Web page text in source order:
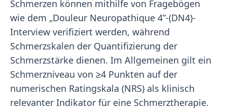
Schmerzen können mithilfe von Fragebögen
wie dem „Douleur Neuropathique 4”-(DN4)-
Interview verifiziert werden, während
Schmerzskalen der Quantifizierung der
Schmerzstärke dienen. Im Allgemeinen gilt ein
Schmerzniveau von ≥4 Punkten auf der
numerischen Ratingskala (NRS) als klinisch
relevanter Indikator für eine Schmerztherapie.